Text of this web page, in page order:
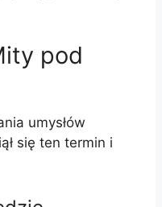
pod
umysłów
się ten termin i